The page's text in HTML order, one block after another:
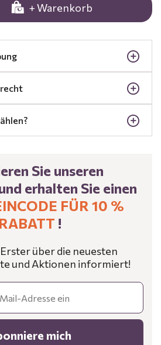
+ Warenkorb
Sie unseren
erhalten Sie einen
FÜR 10 %
RABATT !
Erster über die neuesten
und Aktionen informiert!
mich